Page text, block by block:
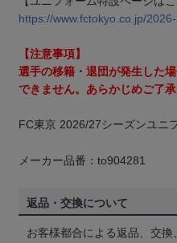
https://www.fctokyo.co.jp/
【注意事項】
選手の移籍・退団が発生した
できません。あらかじめご了承
FC東京 2026/27シーズンユニ
メーカー品番：to904281
返品・交換について
お客様都合による返品、交